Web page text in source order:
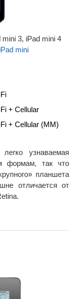
3, iPad mini 4
mini
+ Cellular
+ Cellular (MM)
узнаваемая
формам, так что
планшета
отличается от